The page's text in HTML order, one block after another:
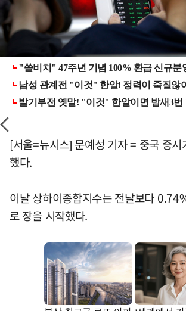
[서울=뉴시스] 문예성 기자 = 중국 증
했다.
이날 상하이종합지수는 전날보다
로 장을 시작했다.